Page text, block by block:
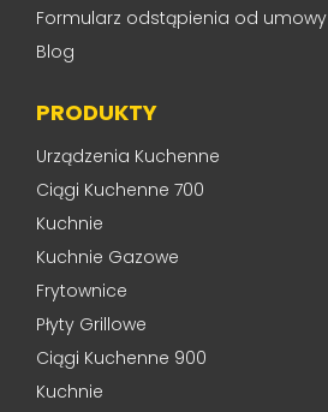
Formularz odstąpienia od umowy
Blog
PRODUKTY
Urządzenia Kuchenne
Ciągi Kuchenne 700
Kuchnie
Kuchnie Gazowe
Frytownice
Płyty Grillowe
Ciągi Kuchenne 900
Kuchnie